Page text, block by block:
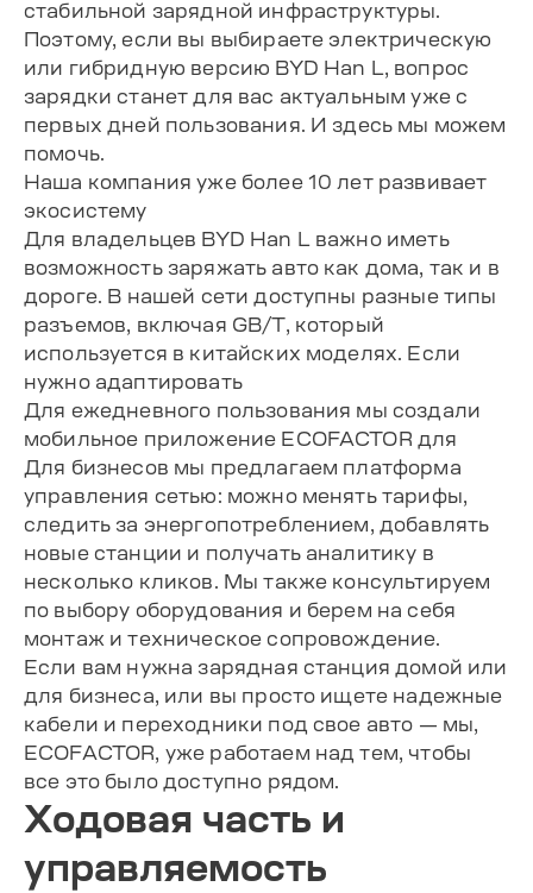
стабильной зарядной инфраструктуры.
Поэтому, если вы выбираете электрическую
или гибридную версию BYD Han L, вопрос
зарядки станет для вас актуальным уже с
первых дней пользования. И здесь мы можем
помочь.
Наша компания уже более 10 лет развивает
экосистему
Для владельцев BYD Han L важно иметь
возможность заряжать авто как дома, так и в
дороге. В нашей сети доступны разные типы
разъемов, включая GB/T, который
используется в китайских моделях. Если
нужно адаптировать
Для ежедневного пользования мы создали
мобильное приложение ECOFACTOR для
Для бизнесов мы предлагаем платформа
управления сетью: можно менять тарифы,
следить за энергопотреблением, добавлять
новые станции и получать аналитику в
несколько кликов. Мы также консультируем
по выбору оборудования и берем на себя
монтаж и техническое сопровождение.
Если вам нужна зарядная станция домой или
для бизнеса, или вы просто ищете надежные
кабели и переходники под свое авто — мы,
ECOFACTOR, уже работаем над тем, чтобы
все это было доступно рядом.
Ходовая часть и
управляемость